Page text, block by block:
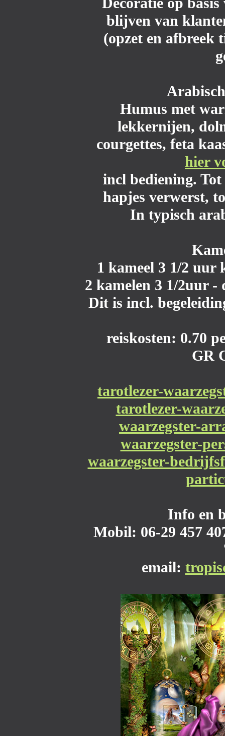
blijven van
(opzet en
Humus met
lekkernijen,
courgettes, feta
hier
incl bediening. Tot
hapjes verwerst,
In typisch
1 kameel 3 1/2 uur
2 kamelen 3 1/2uur -
Dit is incl.
reiskosten: 0.70
GR
tarotlezer-
tarotlezer-
waarzegster-
waarzegster-
waarzegster-
Info en
Mobil: 06-29 457
email: